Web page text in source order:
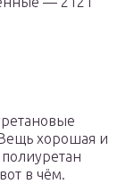
хорошая и
в чём.